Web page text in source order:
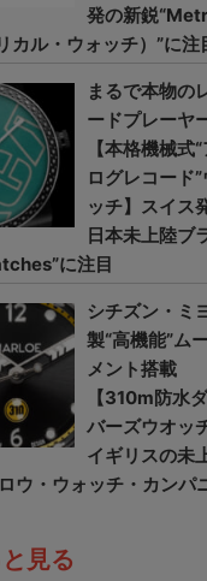
発の新鋭
ル・ウォッチ）”に注
まるで本物の
ードプレーヤ
【本格機械式
ログレコード”
ッチ】スイス
日本未上陸ブ
に注目
シチズン・ミ
製“高機能”ム
メント搭載
【310m防水
バーズウオッチ
イギリスの未
ウ・ウォッチ・カンパ
見る